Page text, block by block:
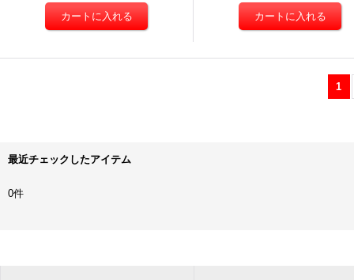
1
最近チェックしたアイテム
0件